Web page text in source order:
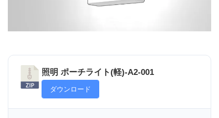
照明 ポーチライト(軽)-A2-001
ダウンロード